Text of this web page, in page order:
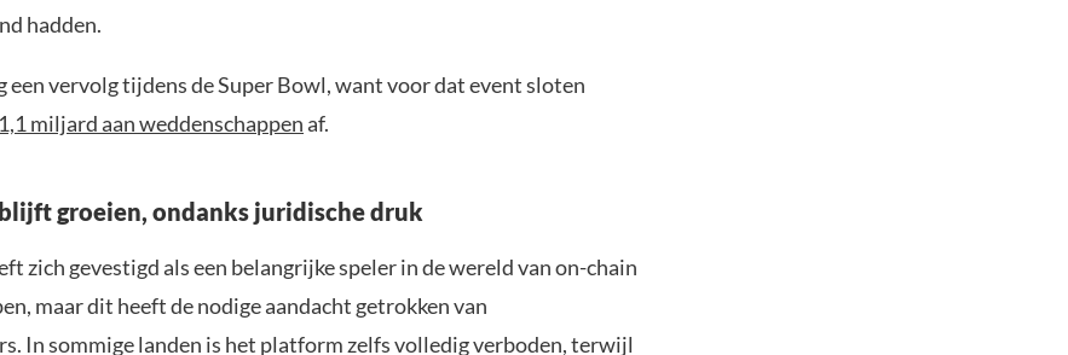
hadden.
een vervolg tijdens de Super Bowl, want voor dat event sloten
miljard aan weddenschappenaf.
groeien, ondanks juridische druk
zich gevestigd als een belangrijke speler in de wereld van on-chain
maar dit heeft de nodige aandacht getrokken van
In sommige landen is het platform zelfs volledig verboden, terwijl